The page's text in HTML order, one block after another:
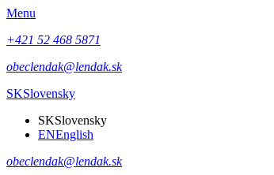
Menu
+421 52 468 5871
obeclendak@lendak.sk
SKSlovensky
SKSlovensky
ENEnglish
obeclendak@lendak.sk